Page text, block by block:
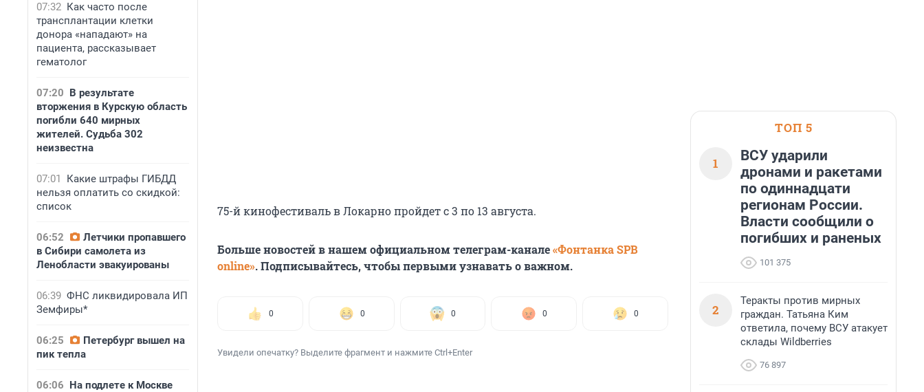
07:32 Как часто после
трансплантации клетки
донора «нападают» на
пациента, рассказывает
гематолог
07:20 В результате
вторжения в Курскую область
погибли 640 мирных
жителей. Судьба 302
неизвестна
07:01
Какие штрафы ГИБДД
нельзя оплатить со скидкой:
список
06:52
Летчики пропавшего
в Сибири самолета из
Ленобласти эвакуированы
06:39 ФНС ликвидировала ИП
Земфиры*
06:25
Петербург вышел на
пик тепла
06:06 На подлете к Москве
75-й кинофестиваль в Локарно пройдет с 3 по 13 августа.
Больше новостей в нашем официальном телеграм-канале«Фонтанка SPB
online». Подписывайтесь, чтобы первыми узнавать о важном.
0 0 0 0 0
Увидели опечатку? Выделите фрагмент и нажмите Ctrl+Enter
ТОП 5
1
ВСУ ударили
дронами и ракетами
по одиннадцати
регионам России.
Власти сообщили о
погибших и раненых
101 375
2
Теракты против мирных
граждан. Татьяна Ким
ответила, почему ВСУ атакует
склады Wildberries
76 897